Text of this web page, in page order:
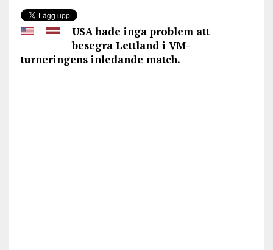
USA hade inga problem att
besegra Lettland i VM-
turneringens inledande match.